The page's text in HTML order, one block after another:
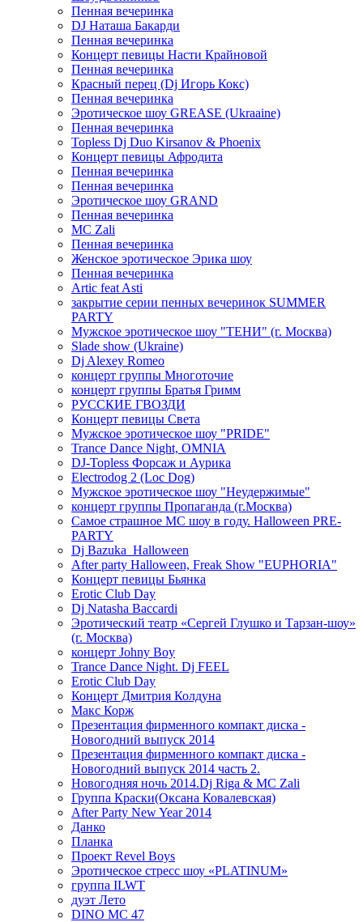
Пенная вечеринка
DJ Наташа Бакарди
Пенная вечеринка
Концерт певицы Насти Крайновой
Пенная вечеринка
Красный перец (Dj Игорь Кокс)
Пенная вечеринка
Эротическое шоу GREASE (Ukraaine)
Пенная вечеринка
Topless Dj Duo Kirsanov & Phoenix
Концерт певицы Афродита
Пенная вечеринка
Пенная вечеринка
Эротическое шоу GRAND
Пенная вечеринка
MC Zali
Пенная вечеринка
Женское эротическое Эрика шоу
Пенная вечеринка
Artic feat Asti
закрытие серии пенных вечеринок SUMMER
PARTY
Мужское эротическое шоу "ТЕНИ" (г. Москва)
Slade show (Ukraine)
Dj Alexey Romeo
концерт группы Многоточие
концерт группы Братья Гримм
РУССКИЕ ГВОЗДИ
Концерт певицы Света
Мужское эротическое шоу "PRIDE"
Trance Dance Night, OMNIA
DJ-Topless Форсаж и Аурика
Electrodog 2 (Loc Dog)
Мужское эротическое шоу "Неудержимые"
концерт группы Пропаганда (г.Москва)
Самое страшное МС шоу в году. Halloween PRE-
PARTY
Dj Bazuka_Halloween
After party Halloween, Freak Show "EUPHORIA"
Концерт певицы Бьянка
Erotic Club Day
Dj Natasha Baccardi
Эротический театр «Сергей Глушко и Тарзан-шоу»
(г. Москва)
концерт Johny Boy
Trance Dance Night. Dj FEEL
Erotic Club Day
Концерт Дмитрия Колдуна
Макс Корж
Презентация фирменного компакт диска -
Новогодний выпуск 2014
Презентация фирменного компакт диска -
Новогодний выпуск 2014 часть 2.
Новогодняя ночь 2014.Dj Riga & MC Zali
Группа Краски(Оксана Ковалевская)
After Party New Year 2014
Данко
Планка
Проект Revel Boys
Эротическое стресс шоу «PLATINUM»
группа ILWT
дуэт Лето
DINO MC 47